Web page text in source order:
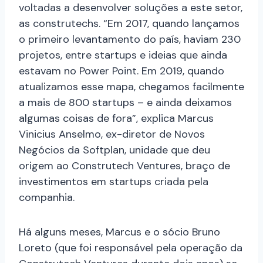
voltadas a desenvolver soluções a este setor,
as construtechs. “Em 2017, quando lançamos
o primeiro levantamento do país, haviam 230
projetos, entre startups e ideias que ainda
estavam no Power Point. Em 2019, quando
atualizamos esse mapa, chegamos facilmente
a mais de 800 startups – e ainda deixamos
algumas coisas de fora”, explica Marcus
Vinicius Anselmo, ex-diretor de Novos
Negócios da Softplan, unidade que deu
origem ao Construtech Ventures, braço de
investimentos em startups criada pela
companhia.
Há alguns meses, Marcus e o sócio Bruno
Loreto (que foi responsável pela operação da